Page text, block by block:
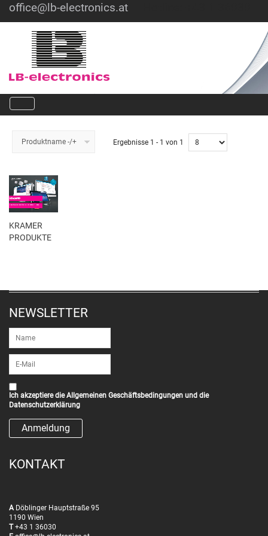
office@lb-electronics.at
Produktname -/+ Ergebnisse 1 - 1 von 1
KRAMER
PRODUKTE
NEWSLETTER
Ich akzeptiere dieAllgemeinen Geschäftsbedingungen und die
Datenschutzerklärung
KONTAKT
A Döblinger Hauptstraße 95
1190 Wien
T+43 1 36030